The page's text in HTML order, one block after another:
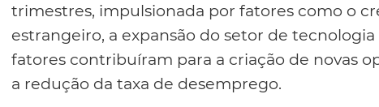
trimestres, impulsionada por fatores como o
estrangeiro, a expansão do setor de
fatores contribuíram para a criação de novas
a redução da taxa de desemprego.